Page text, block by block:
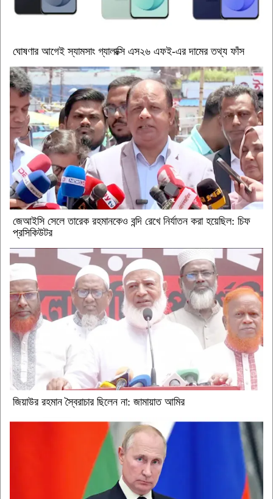
ঘোষণার আগেই স্যামসাং গ্যালাক্সি এস২৬ এফই-এর দামের তথ্য ফাঁস
জেআইসি সেলে তারেক রহমানকেও বন্দি রেখে নির্যাতন করা হয়েছিল: চিফ
প্রসিকিউটর
জিয়াউর রহমান স্বৈরাচার ছিলেন না: জামায়াত আমির